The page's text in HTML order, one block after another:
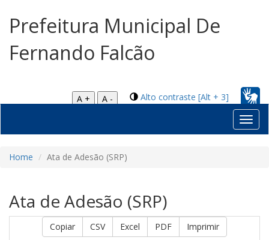
Prefeitura Municipal De
Fernando Falcão
Alto contraste [Alt + 3]
A +
A -
Home Ata de Adesão (SRP)
Ata de Adesão (SRP)
Copiar CSV Excel PDF Imprimir